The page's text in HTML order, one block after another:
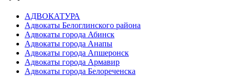
АДВОКАТУРА
Адвокаты Белоглинского района
Адвокаты города Абинск
Адвокаты города Анапы
Адвокаты города Апшеронск
Адвокаты города Армавир
Адвокаты города Белореченска